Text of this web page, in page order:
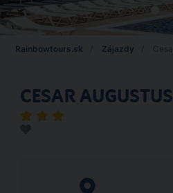
Rainbowtours.sk Zájazdy
CESAR AUGUSTUS